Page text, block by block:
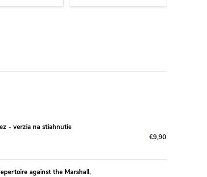
- verzia na stiahnutie
€9,90
against the Marshall,